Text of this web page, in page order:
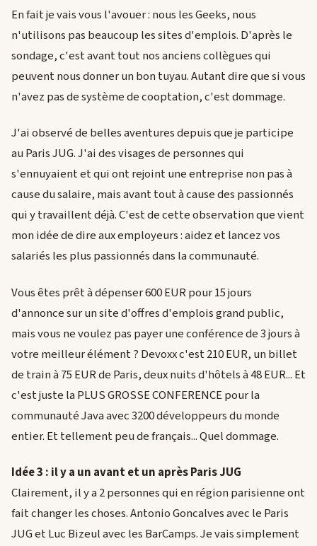
En fait je vais vous l'avouer : nous les Geeks, nous
n'utilisons pas beaucoup les sites d'emplois. D'après le
sondage, c'est avant tout nos anciens collègues qui
peuvent nous donner un bon tuyau. Autant dire que si vous
n'avez pas de système de cooptation, c'est dommage.
J'ai observé de belles aventures depuis que je participe
au Paris JUG. J'ai des visages de personnes qui
s'ennuyaient et qui ont rejoint une entreprise non pas à
cause du salaire, mais avant tout à cause des passionnés
qui y travaillent déjà. C'est de cette observation que vient
mon idée de dire aux employeurs : aidez et lancez vos
salariés les plus passionnés dans la communauté.
Vous êtes prêt à dépenser 600 EUR pour 15 jours
d'annonce sur un site d'offres d'emplois grand public,
mais vous ne voulez pas payer une conférence de 3 jours à
votre meilleur élément ? Devoxx c'est 210 EUR, un billet
de train à 75 EUR de Paris, deux nuits d'hôtels à 48 EUR... Et
c'est juste la PLUS GROSSE CONFERENCE pour la
communauté Java avec 3200 développeurs du monde
entier. Et tellement peu de français... Quel dommage.
Idée 3 : il y a un avant et un après Paris JUG
Clairement, il y a 2 personnes qui en région parisienne ont
fait changer les choses. Antonio Goncalves avec le Paris
JUG et Luc Bizeul avec les BarCamps. Je vais simplement